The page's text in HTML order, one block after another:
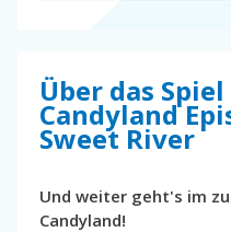
Über das
Candyland
Sweet River
Und weiter geht's im
Candyland!